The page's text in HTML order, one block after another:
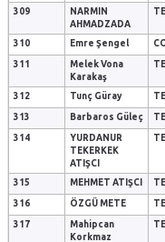
309
NARMIN
AHMADZADA
310 Emre Şengel
311
Melek Vona
Karakaş
312 Tunç Güray
313 Barbaros Güleç
314
YURDANUR
TEKERKEK
ATIŞCI
315 MEHMET ATIŞCI
316 ÖZGÜ METE
317
Mahipcan
Korkmaz